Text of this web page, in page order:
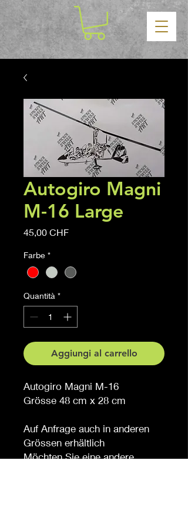
Autogiro Magni
M-16 Large
45,00 CHFPrezzo
Farbe *
Quantità *
Aggiungi al carrello
Autogiro Magni M-16
Grösse 48 cm x 28 cm
Auf Anfrage auch in anderen
Grössen erhältlich
Möchten Sie eine andere